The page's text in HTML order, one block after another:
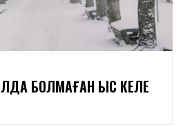
БОЛМАҒАН ҚЫС КЕЛЕ